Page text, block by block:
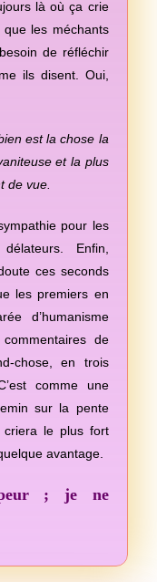
là où ça crie
les méchants
de réfléchir
ils disent. Oui,
est la chose la
et la plus
de vue.
pour les
Enfin,
ces seconds
les premiers en
d’humanisme
de
chose, en trois
comme une
sur la pente
criera le plus fort
avantage.
; je ne